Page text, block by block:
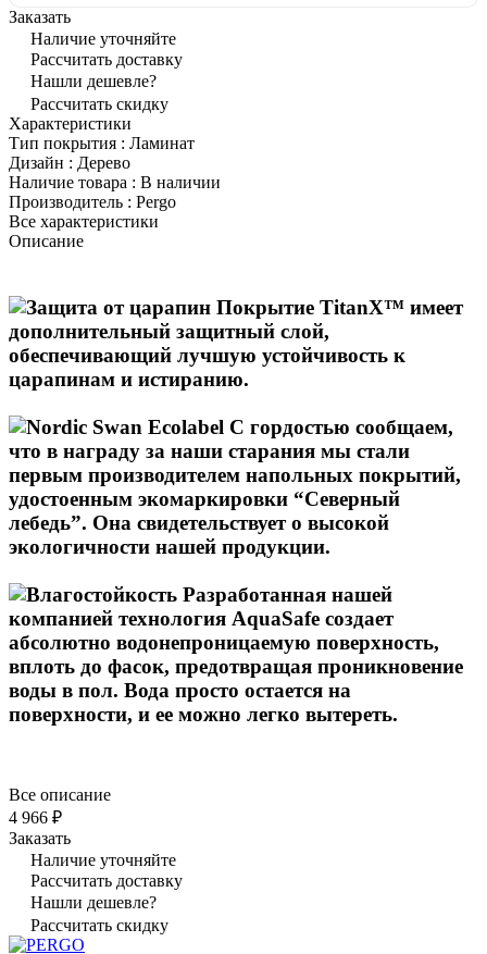
Заказать
Наличие уточняйте
Рассчитать доставку
Нашли дешевле?
Рассчитать скидку
Характеристики
Тип покрытия : Ламинат
Дизайн : Дерево
Наличие товара : В наличии
Производитель : Pergo
Все характеристики
Описание
Все описание
4 966 ₽
Заказать
Наличие уточняйте
Рассчитать доставку
Нашли дешевле?
Рассчитать скидку